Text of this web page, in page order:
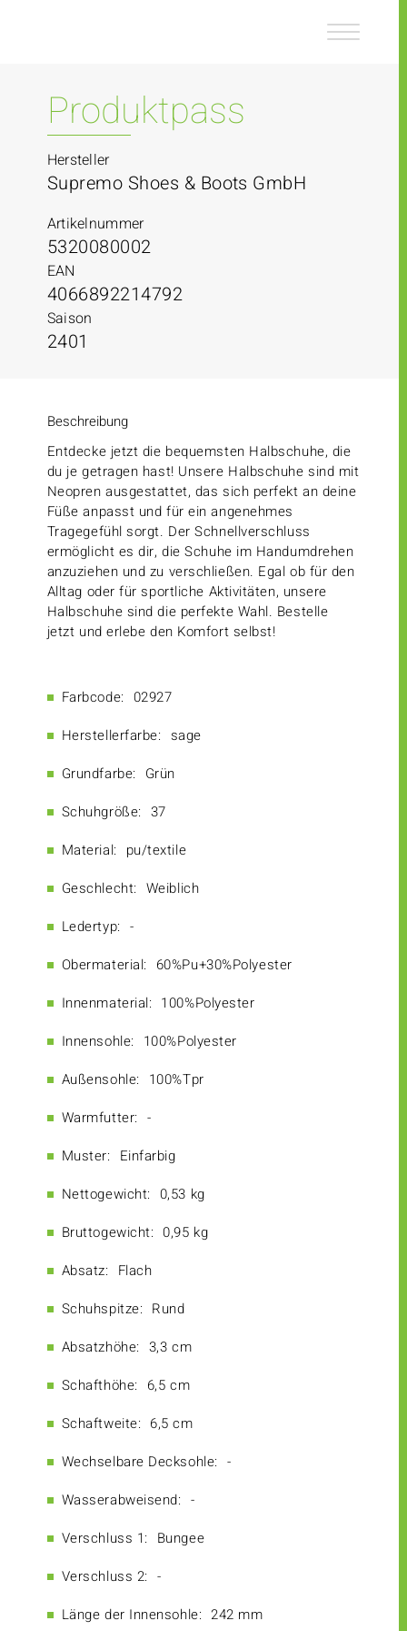
Produktpass
Hersteller
Supremo Shoes & Boots GmbH
Artikelnummer
5320080002
EAN
4066892214792
Saison
2401
Beschreibung
Entdecke jetzt die bequemsten Halbschuhe, die
du je getragen hast! Unsere Halbschuhe sind mit
Neopren ausgestattet, das sich perfekt an deine
Füße anpasst und für ein angenehmes
Tragegefühl sorgt. Der Schnellverschluss
ermöglicht es dir, die Schuhe im Handumdrehen
anzuziehen und zu verschließen. Egal ob für den
Alltag oder für sportliche Aktivitäten, unsere
Halbschuhe sind die perfekte Wahl. Bestelle
jetzt und erlebe den Komfort selbst!
Farbcode: 02927
Herstellerfarbe: sage
Grundfarbe: Grün
Schuhgröße: 37
Material: pu/textile
Geschlecht: Weiblich
Ledertyp: -
Obermaterial: 60%Pu+30%Polyester
Innenmaterial: 100%Polyester
Innensohle: 100%Polyester
Außensohle: 100%Tpr
Warmfutter: -
Muster: Einfarbig
Nettogewicht: 0,53 kg
Bruttogewicht: 0,95 kg
Absatz: Flach
Schuhspitze: Rund
Absatzhöhe: 3,3 cm
Schafthöhe: 6,5 cm
Schaftweite: 6,5 cm
Wechselbare Decksohle: -
Wasserabweisend: -
Verschluss 1: Bungee
Verschluss 2: -
Länge der Innensohle: 242 mm